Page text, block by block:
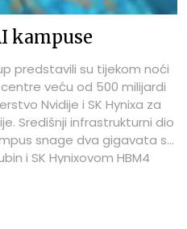
kampuse
predstavili su tijekom noći
veću od 500 milijardi
Nvidije i SK Hynixa za
Središnji infrastrukturni dio
snage dva gigavata s
i SK Hynixovom HBM4